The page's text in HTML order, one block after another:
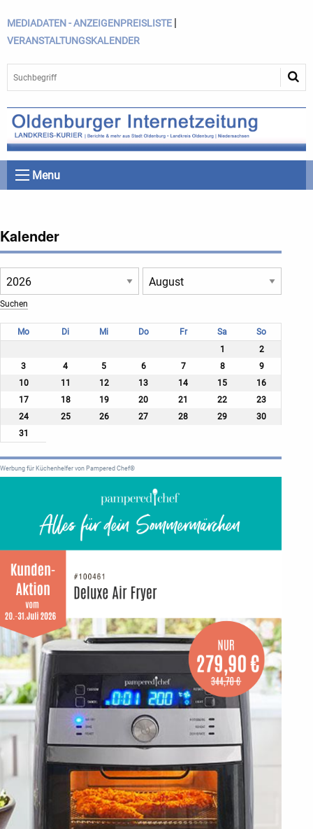
MEDIADATEN - ANZEIGENPREISLISTE |
VERANSTALTUNGSKALENDER
Menu
Kalender
Mo Di Mi Do Fr Sa
So
1
2
3
4 5 6 7 8
9
10
11 12 13 14 15
16
17
18 19 20 21 22
23
24
25 26 27 28 29
30
31
Werbung für Küchenhelfer von Pampered Chef®